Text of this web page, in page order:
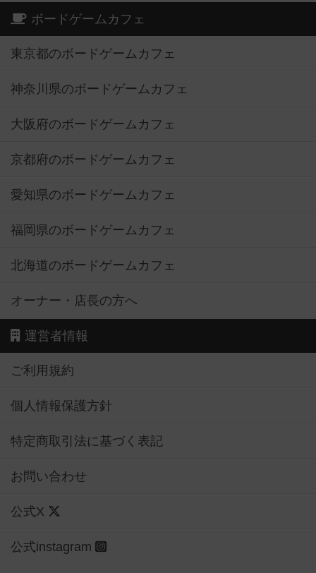
ボードゲームカフェ
東京都のボードゲームカフェ
神奈川県のボードゲームカフェ
大阪府のボードゲームカフェ
京都府のボードゲームカフェ
愛知県のボードゲームカフェ
福岡県のボードゲームカフェ
北海道のボードゲームカフェ
オーナー・店長の方へ
運営者情報
ご利用規約
個人情報保護方針
特定商取引法に基づく表記
お問い合わせ
公式X
公式instagram